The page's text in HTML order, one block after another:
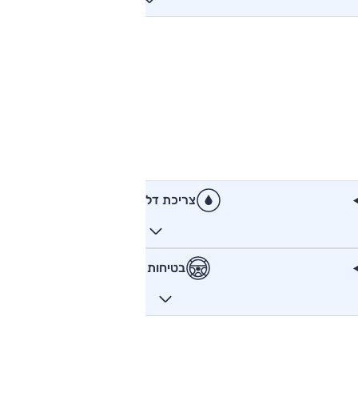
צריכת דלק
בטיחות